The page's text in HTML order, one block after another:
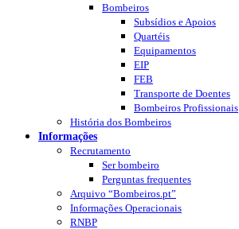
Bombeiros
Subsídios e Apoios
Quartéis
Equipamentos
EIP
FEB
Transporte de Doentes
Bombeiros Profissionais
História dos Bombeiros
Informações
Recrutamento
Ser bombeiro
Perguntas frequentes
Arquivo “Bombeiros.pt”
Informações Operacionais
RNBP